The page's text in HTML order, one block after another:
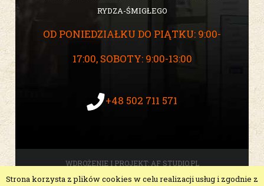
Strona korzysta z plików cookies w celu realizacji usług i zgodnie z
RYDZA-ŚMIGŁEGO
OD PONIEDZIAŁKU DO PIĄTKU: 9:00-
17:00, SOBOTY: 9:00-13:00
+48 502 711 571
WDROŻENIE I PROJEKT:AF STUDIO.PL